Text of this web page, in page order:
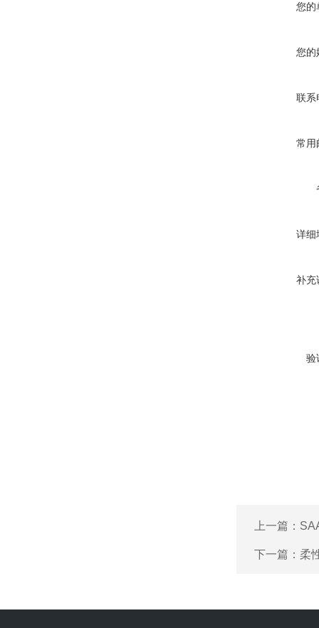
您的
您的
联系
常用
详细
补充
验
上一篇：
下一篇： 柔